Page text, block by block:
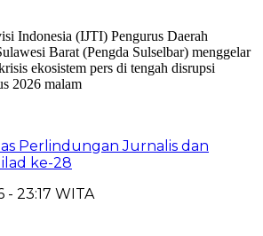
Perlindungan Jurnalis dan
ke-28
23:17 WITA